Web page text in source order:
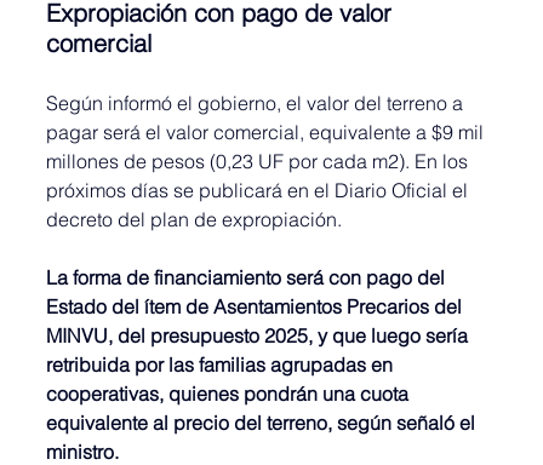
Expropiación con pago de valor
comercial
Según informó el gobierno, el valor del terreno a
pagar será el valor comercial, equivalente a $9 mil
millones de pesos (0,23 UF por cada m2). En los
próximos días se publicará en el Diario Oficial el
decreto del plan de expropiación.
La forma de financiamiento será con pago del
Estado del ítem de Asentamientos Precarios del
MINVU, del presupuesto 2025, y que luego sería
retribuida por las familias agrupadas en
cooperativas, quienes pondrán una cuota
equivalente al precio del terreno, según señaló el
ministro.